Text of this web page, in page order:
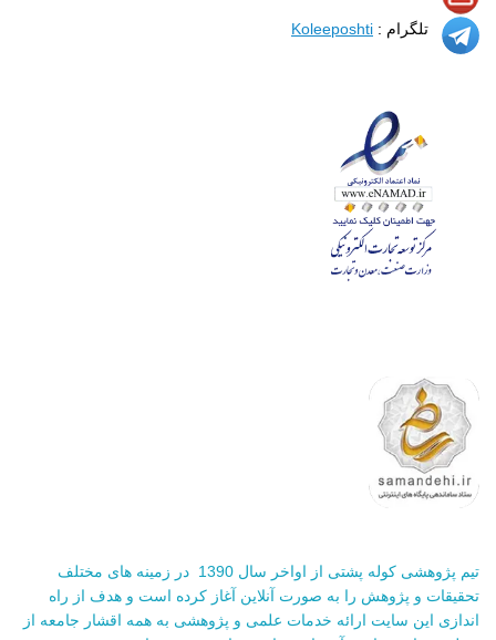
تلگرام : Koleeposhti
تیم پژوهشی کوله پشتی از اواخر سال 1390 در زمینه های مختلف
تحقیقات و پژوهش را به صورت آنلاین آغاز کرده است و هدف از راه
اندازی این سایت ارائه خدمات علمی و پژوهشی به همه اقشار جامعه از